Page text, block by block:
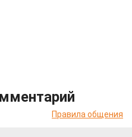
Правила общения